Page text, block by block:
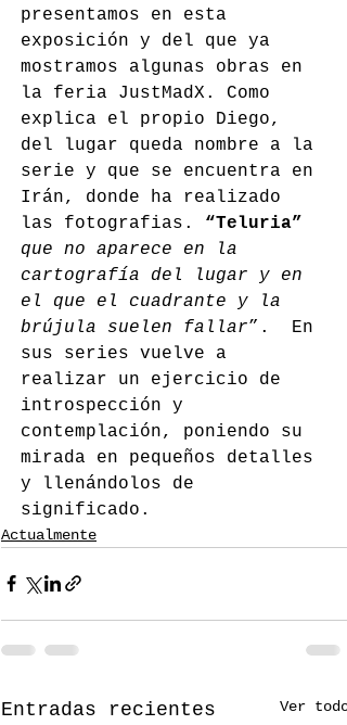
presentamos en esta
exposición y del que ya
mostramos algunas obras en
la feria JustMadX. Como
explica el propio Diego,
del lugar queda nombre a la
serie y que se encuentra en
Irán, donde ha realizado
las fotografias. “Teluria”
que no aparece en la
cartografía del lugar y en
el que el cuadrante y la
brújula suelen fallar”.  En
sus series vuelve a
realizar un ejercicio de
introspección y
contemplación, poniendo su
mirada en pequeños detalles
y llenándolos de
significado.
Actualmente
Entradas recientes Ver todo